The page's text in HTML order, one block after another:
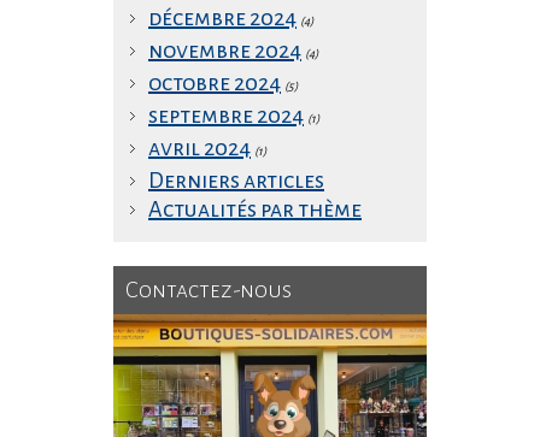
décembre 2024 (4)
novembre 2024 (4)
octobre 2024 (5)
septembre 2024 (1)
avril 2024 (1)
Derniers articles
Actualités par thème
Contactez-nous